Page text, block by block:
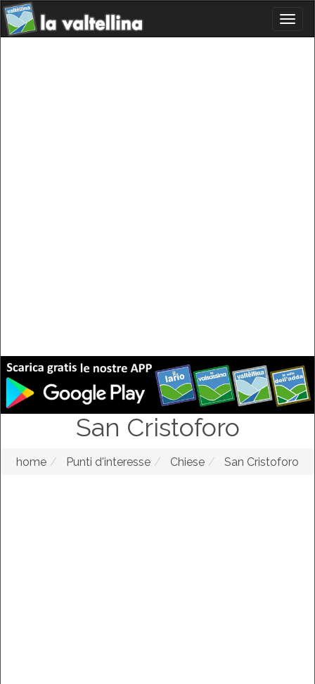
San Cristoforo
home Punti d'interesse Chiese San Cristoforo